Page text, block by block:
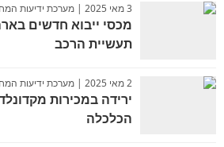
3 מאי 2025 | מערכת ידיעות המחר
מכסי ייבוא חדשים
תעשיית הרכב
2 מאי 2025 | מערכת ידיעות המחר
ירידה במכירות
הכלכלה